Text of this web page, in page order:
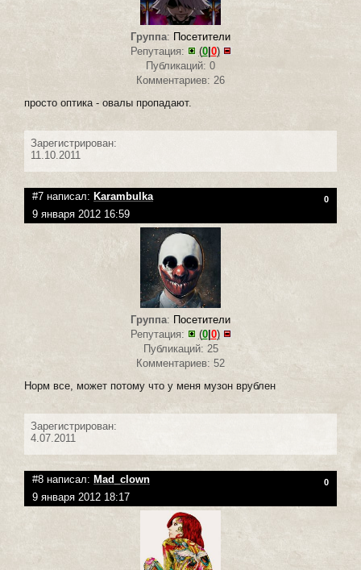
Группа: Посетители
Репутация:
(0| 0)
Публикаций: 0
Комментариев: 26
просто оптика - овалы пропадают.
Зарегистрирован:
11.10.2011
#7 написал: Karambulka 0
9 января 2012 16:59
Группа: Посетители
Репутация:
(0| 0)
Публикаций: 25
Комментариев: 52
Норм все, может потому что у меня музон врублен
Зарегистрирован:
4.07.2011
#8 написал: Mad_clown 0
9 января 2012 18:17